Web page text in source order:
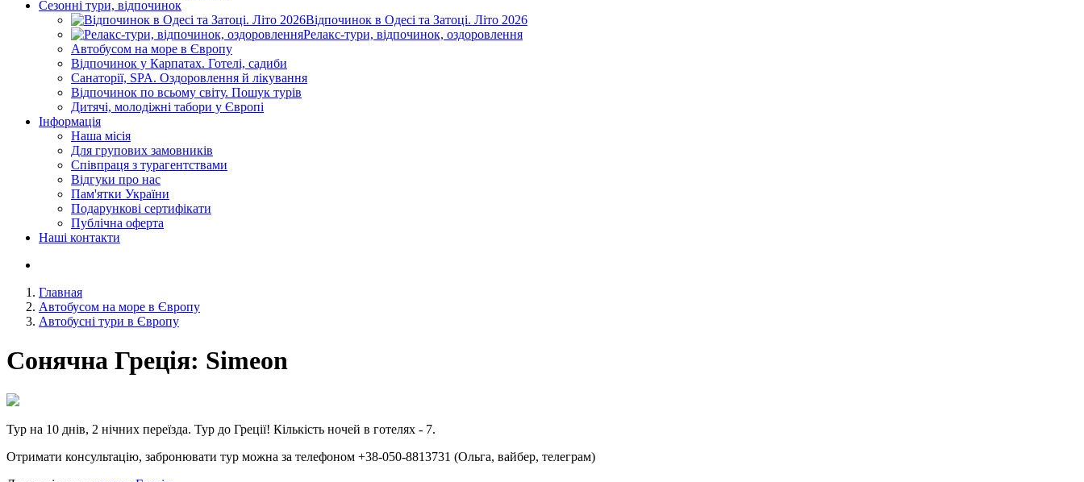
Сезонні тури, відпочинок
Відпочинок в Одесі та Затоці. Літо 2026
Релакс-тури, відпочинок, оздоровлення
Автобусом на море в Європу
Відпочинок у Карпатах. Готелі, садиби
Санаторії, SPA. Оздоровлення й лікування
Відпочинок по всьому світу. Пошук турів
Дитячі, молодіжні табори у Європі
Інформація
Наша місія
Для групових замовників
Співпраця з турагентствами
Відгуки про нас
Пам'ятки України
Подарункові сертифікати
Публічна оферта
Наші контакти
Главная
Автобусом на море в Європу
Автобусні тури в Європу
Сонячна Греція: Simeon
Тур на 10 днів, 2 нічних переїзда. Тур до Греції! Кількість ночей в готелях - 7.
Отримати консультацію, забронювати тур можна за телефоном +38-050-8813731 (Ольга, вайбер, телеграм)